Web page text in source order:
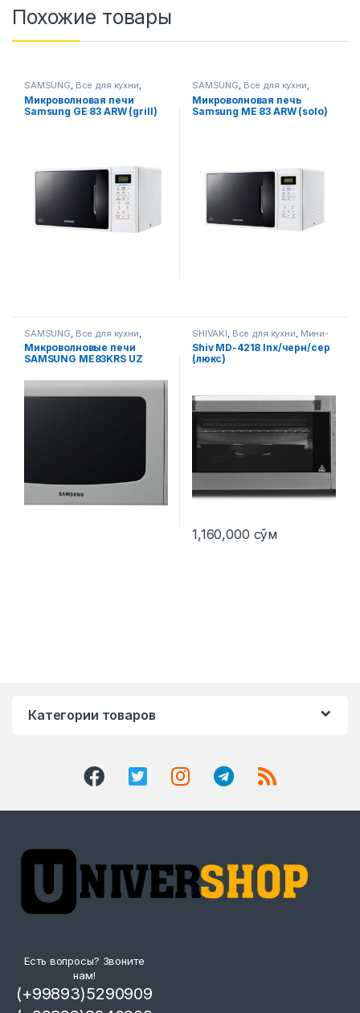
Похожие товары
SAMSUNG, Все для кухни,
Микроволновые печи
Микроволновая печи
Samsung GE 83 ARW (grill)
SAMSUNG, Все для кухни,
Микроволновые печи
Микроволновая печь
Samsung ME 83 ARW (solo)
SAMSUNG Все для кухни
Микроволновые печи
Микроволновые печи
SAMSUNG ME83KRS UZ
SHIVAKI Все для кухни Мини-
печи
Shiv MD-4218 Inx/черн/сер
(люкс)
1,160,000 сўм
Категории товаров
Есть вопросы? Звоните
нам!
(+99893)5290909